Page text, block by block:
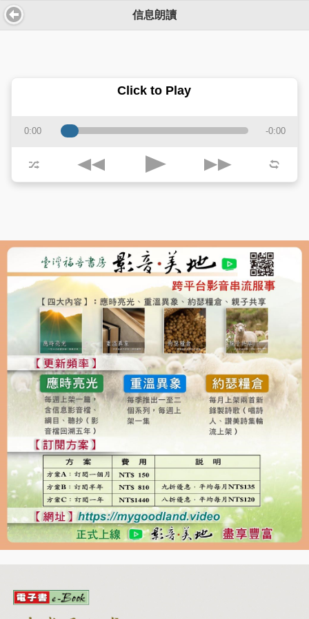
信息朗讀
Click to Play
-0:00
0:00
p
j k l
z